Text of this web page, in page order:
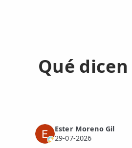
CONTACTO
ESPECIALIDADES
🩻 Fisioterapia
Qué
Ester Moreno Gil
29-07-2026